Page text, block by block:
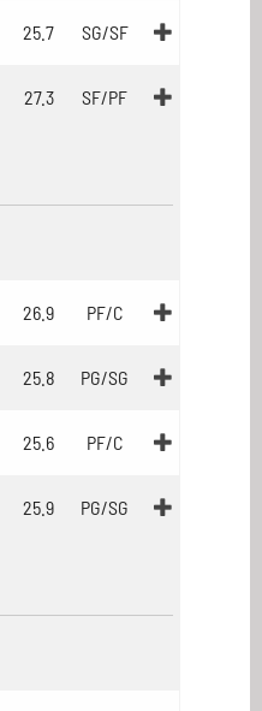
25.7 SG/SF
27.3 SF/PF
26.9 PF/C
25.8 PG/SG
25.6 PF/C
25.9 PG/SG